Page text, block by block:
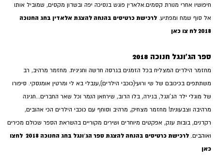
חיפושיו אחרי מנורת קסמים.אלאדין פוגש בנסיכה יפה ובשדון מקסים, שמוביל אותו
אל סוף שמח ומפתיע. לרכישת כרטיסים בהנחה להצגת אלאדין בחג החנוכה
2018 לח צו כאן
ספר הג'ונגל חנוכה 2018
מחזמר הילדים המצליח בכל הזמנים בגרסה חדשה וחגיגית. מחזמר מרהיב, רב
משתתפים בכיכובם של שי ורועי(כוכבי הילדים),ענבלי בא לי ומרטין אומנסקי. סיפורו
של מוגלי ילד הג'ונגל, בגירה, בלו הדוב, שירחאן הנמר וכל שאר החברים...חגיגה
מרהיבה וצבעונית! מחזמר מצחיק, מרהיב וסוחף עם כוכבי הילדים הכי אהובים,
רקדנים, בובות ענק, אפקטים מיוחדים ושירים מקוריים בהשראת הספר שכולם מכירים
ואוהבים.
לרכישת כרטיסים בהנחה להצגת ספר הג׳ונגל בחג החנוכה 2018 לחצו
כאן